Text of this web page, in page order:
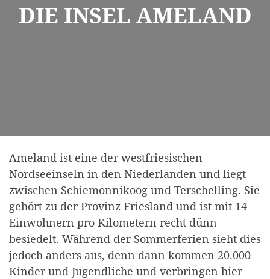
DIE INSEL AMELAND
Ameland ist eine der westfriesischen
Nordseeinseln in den Niederlanden und liegt
zwischen Schiemonnikoog und Terschelling. Sie
gehört zu der Provinz Friesland und ist mit 14
Einwohnern pro Kilometern recht dünn
besiedelt. Während der Sommerferien sieht dies
jedoch anders aus, denn dann kommen 20.000
Kinder und Jugendliche und verbringen hier